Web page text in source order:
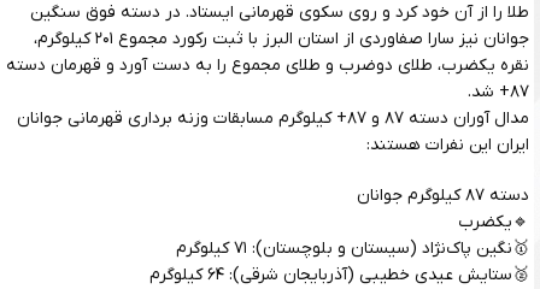
طلا را از آن خود کرد و روی سکوی قهرمانی ایستاد. در دسته فوق سنگین
جوانان نیز سارا صفاوردی از استان البرز با ثبت رکورد مجموع ۲۰۱ کیلوگرم،
نقره یکضرب، طلای دوضرب و طلای مجموع را به دست آورد و قهرمان دسته
۸۷+ شد.
مدال آوران دسته ۸۷ و ۸۷+ کیلوگرم مسابقات وزنه برداری قهرمانی جوانان
ایران این نفرات هستند:
دسته ۸۷ کیلوگرم جوانان
🔹یکضرب
🥇نگین پاک‌نژاد (سیستان و بلوچستان): ۷۱ کیلوگرم
🥈ستایش عیدی خطیبی (آذربایجان شرقی): ۶۴ کیلوگرم